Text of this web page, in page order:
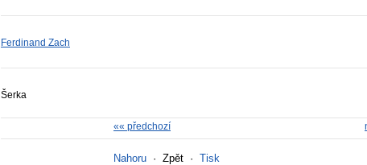
Ferdinand Zach
Šerka
«« předchozí
Nahoru · Zpět · Tisk